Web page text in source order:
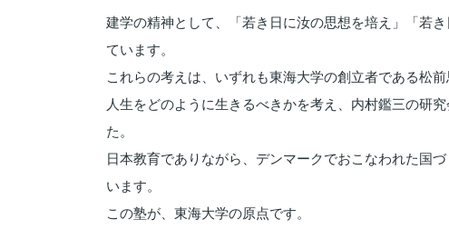
建学の精神として、「若き日に汝の思想を培え」「若
ています。
これらの考えは、いずれも東海大学の創立者である松
人生をどのように生きるべきかを考え、内村鑑三の研
た。
日本教育でありながら、デンマークでおこなわれた国
います。
この塾が、東海大学の原点です。